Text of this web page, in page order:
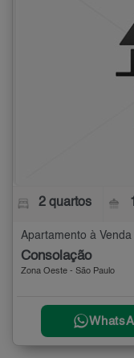
2 quartos
Apartamento à
Consolação
Zona Oeste - São Paulo